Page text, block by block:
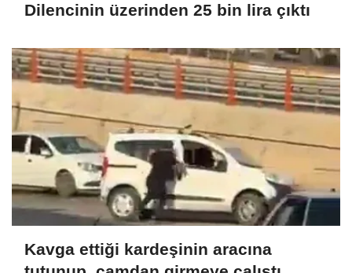
Dilencinin üzerinden 25 bin lira çıktı
Kavga ettiği kardeşinin aracına